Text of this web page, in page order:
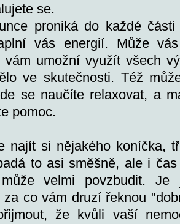
se.
proniká do každé
vás energií. Může
vám umožní využít všech
ve skutečnosti. Též
se naučíte relaxovat, a
pomoc.
najít si nějakého koníčka,
to asi směšně, ale i
velmi povzbudit. Je
za co vám druzí řeknou
že kvůli vaší